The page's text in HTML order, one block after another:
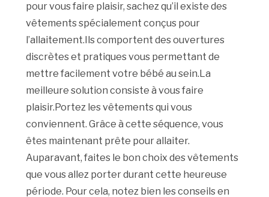
pour vous faire plaisir, sachez qu’il existe des
vêtements spécialement conçus pour
l’allaitement.Ils comportent des ouvertures
discrètes et pratiques vous permettant de
mettre facilement votre bébé au sein.La
meilleure solution consiste à vous faire
plaisir.Portez les vêtements qui vous
conviennent. Grâce à cette séquence, vous
êtes maintenant prête pour allaiter.
Auparavant, faites le bon choix des vêtements
que vous allez porter durant cette heureuse
période. Pour cela, notez bien les conseils en